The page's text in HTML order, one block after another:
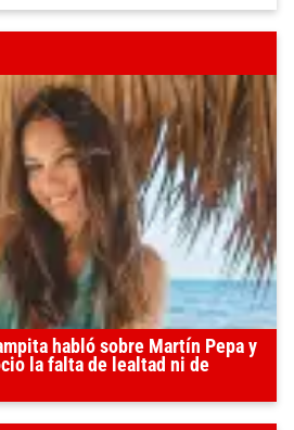
habló sobre Martín Pepa y
la falta de lealtad ni de